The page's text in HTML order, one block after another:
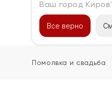
Ваш город
Все верно
Каталог
Помолвка и свадьба